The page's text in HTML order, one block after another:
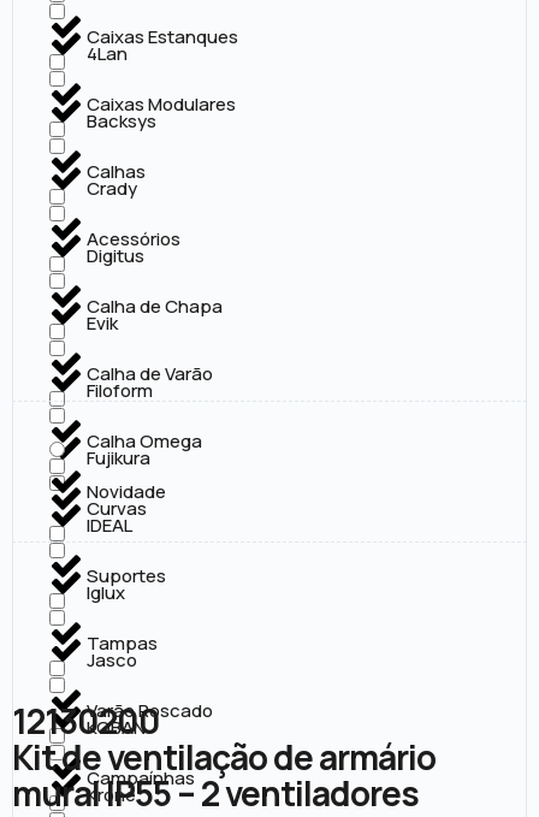
Caixas Estanques
Caixas Modulares
Calhas
Acessórios
Calha de Chapa
Calha de Varão
Calha Omega
Curvas
Suportes
Tampas
Varão Roscado
Campaínhas
4Lan
Backsys
Crady
Digitus
Evik
Filoform
Fujikura
IDEAL
Iglux
Jasco
KOBAN
Krone
Novidade
12130200
Kit de ventilação de armário
mural IP55 – 2 ventiladores